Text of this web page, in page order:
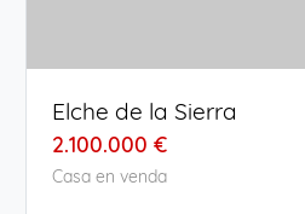
Elche de la Sierra
2.100.000 €
Casa en venda